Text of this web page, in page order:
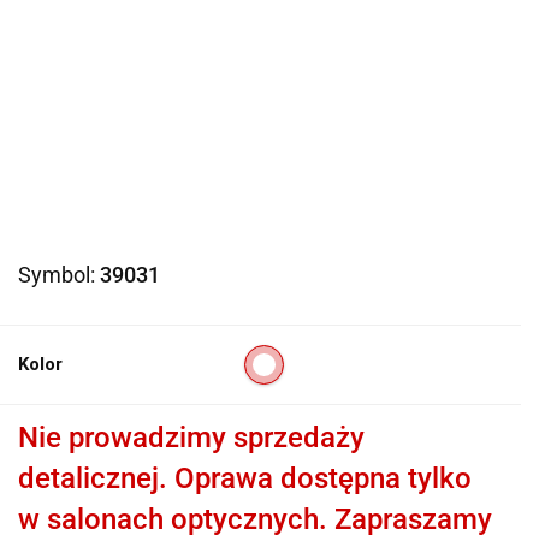
Symbol: 39031
Kolor
Nie prowadzimy sprzedaży
detalicznej. Oprawa dostępna tylko
w salonach optycznych. Zapraszamy